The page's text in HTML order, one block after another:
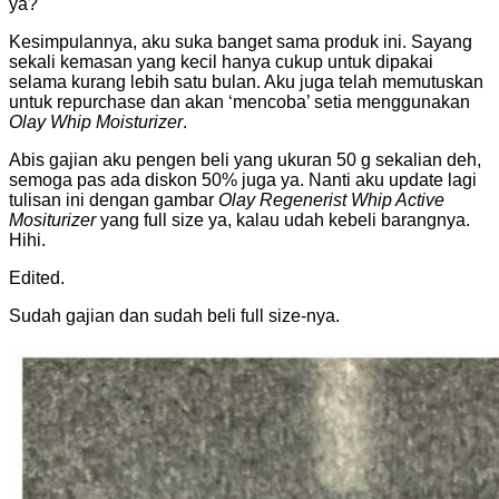
ya?
Kesimpulannya, aku suka banget sama produk ini. Sayang
sekali kemasan yang kecil hanya cukup untuk dipakai
selama kurang lebih satu bulan. Aku juga telah memutuskan
untuk repurchase dan akan ‘mencoba’ setia menggunakan
Olay Whip Moisturizer.
Abis gajian aku pengen beli yang ukuran 50 g sekalian deh,
semoga pas ada diskon 50% juga ya. Nanti aku update lagi
tulisan ini dengan gambar Olay Regenerist Whip Active
Mositurizeryang full size ya, kalau udah kebeli barangnya.
Hihi.
Edited.
Sudah gajian dan sudah beli full size-nya.